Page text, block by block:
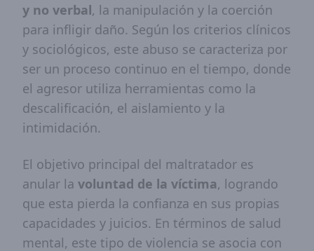
y no verbal, la manipulación y la coerción
para infligir daño. Según los criterios clínicos
y sociológicos, este abuso se caracteriza por
ser un proceso continuo en el tiempo, donde
el agresor utiliza herramientas como la
descalificación, el aislamiento y la
intimidación.
El objetivo principal del maltratador es
anular la voluntad de la víctima, logrando
que esta pierda la confianza en sus propias
capacidades y juicios. En términos de salud
mental, este tipo de violencia se asocia con